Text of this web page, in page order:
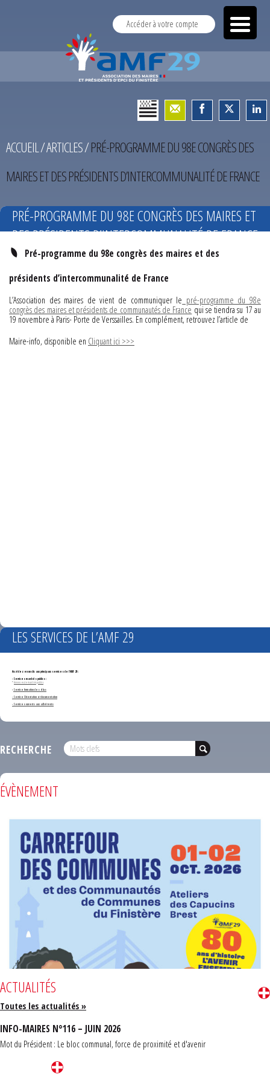
Accéder à votre compte
ACCUEIL/ARTICLES/PRÉ-PROGRAMME DU 98E CONGRÈS DES
MAIRES ET DES PRÉSIDENTS D’INTERCOMMUNALITÉ DE FRANCE
PRÉ-PROGRAMME DU 98E CONGRÈS DES MAIRES ET
DES PRÉSIDENTS D’INTERCOMMUNALITÉ DE FRANCE
Pré-programme du 98e congrès des maires et des
présidents d’intercommunalité de France
L’Association des maires de vient de communiquer le pré-programme du 98e
congrès des maires et présidents de communautés de France qui se tiendra su 17 au
19 novembre à Paris- Porte de Verssailles. En complément, retrouvez l’article de
Maire-info, disponible en Cliquant ici >>>
LES SERVICES DE L’AMF 29
Accédez en un clic aux principaux services de l'AMF 29 :
- Services marchés publics :
*Annonces de marchés publics
-Service formation des élus
- Service Orientation et documentation
- Services ouverts aux adhérents
RECHERCHE
ÉVÈNEMENT
ACTUALITÉS
Toutes les actualités »
INFO-MAIRES N°116 – JUIN 2026
Mot du Président : Le bloc communal, force de proximité et d'avenir